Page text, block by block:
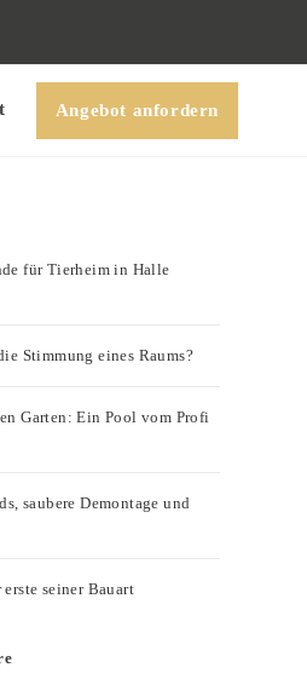
Angebot anfordern
für Tierheim in Halle
Stimmung eines Raums?
Garten: Ein Pool vom Profi
saubere Demontage und
seiner Bauart